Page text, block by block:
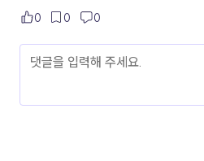
0 0 0